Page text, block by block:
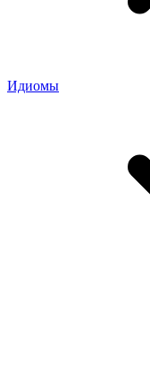
Идиомы